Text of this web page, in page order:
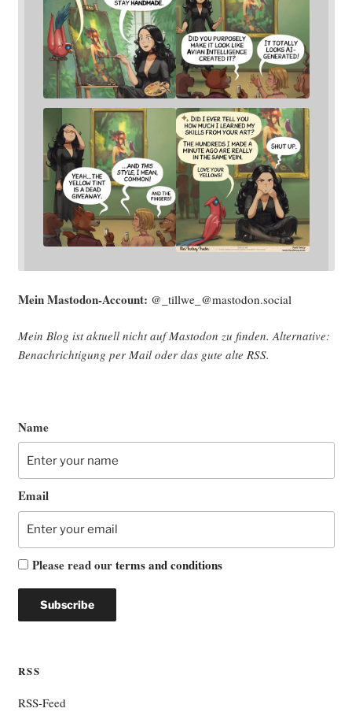
Mein Mast­o­don-Account: @_tillwe_@mastodon.social
Mein Blog ist aktu­ell nicht auf Mast­o­don zu fin­den. Alter­na­ti­ve:
Benach­rich­ti­gung per Mail oder das gute alte RSS.
Name
Email
Please read ourterms and conditions
RSS
RSS-Feed